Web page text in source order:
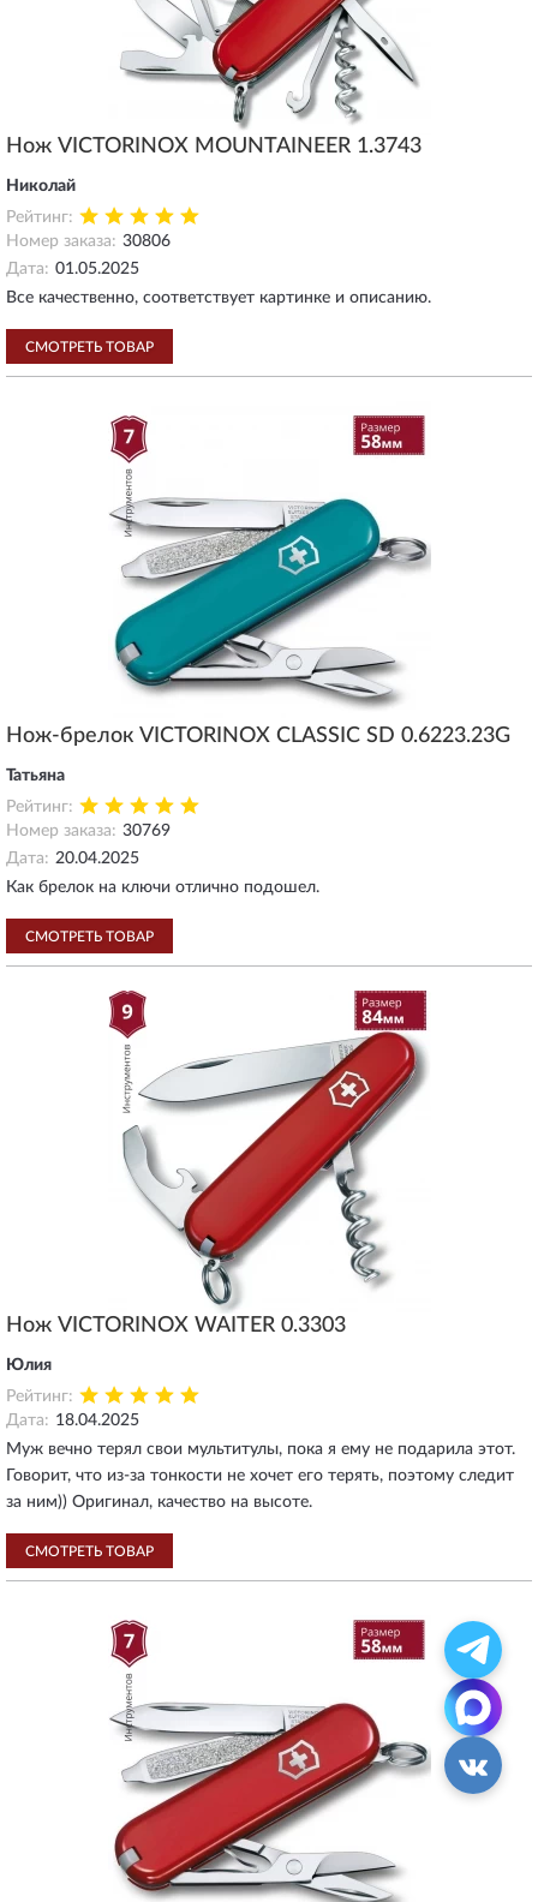
Нож VICTORINOX MOUNTAINEER 1.3743
Николай
Рейтинг:
Номер заказа: 30806
Дата: 01.05.2025
Все качественно, соответствует картинке и описанию.
СМОТРЕТЬ ТОВАР
Нож-брелок VICTORINOX CLASSIC SD 0.6223.23G
Татьяна
Рейтинг:
Номер заказа: 30769
Дата: 20.04.2025
Как брелок на ключи отлично подошел.
СМОТРЕТЬ ТОВАР
Нож VICTORINOX WAITER 0.3303
Юлия
Рейтинг:
Дата: 18.04.2025
Муж вечно терял свои мультитулы, пока я ему не подарила этот.
Говорит, что из-за тонкости не хочет его терять, поэтому следит
за ним)) Оригинал, качество на высоте.
СМОТРЕТЬ ТОВАР